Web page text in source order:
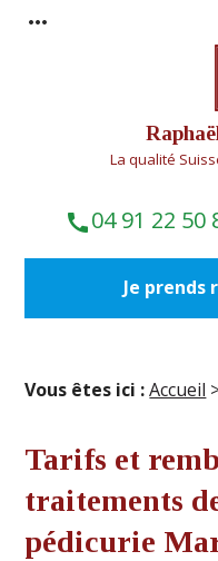
more_horiz
La qualité
call04 91 22 50
Je prends
Vous êtes ici : Accueil
Tarifs et
traitements
pédicurie